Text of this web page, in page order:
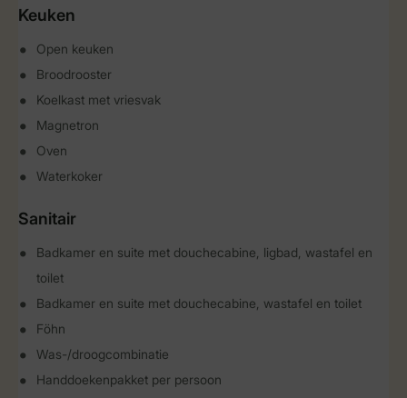
Keuken
Open keuken
Broodrooster
Koelkast met vriesvak
Magnetron
Oven
Waterkoker
Sanitair
Badkamer en suite met douchecabine, ligbad, wastafel en
toilet
Badkamer en suite met douchecabine, wastafel en toilet
Föhn
Was-/droogcombinatie
Handdoekenpakket per persoon